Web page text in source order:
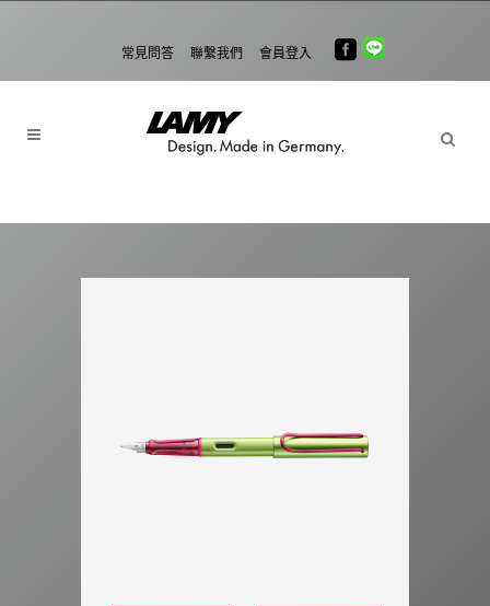
常見問答 聯繫我們 會員登入